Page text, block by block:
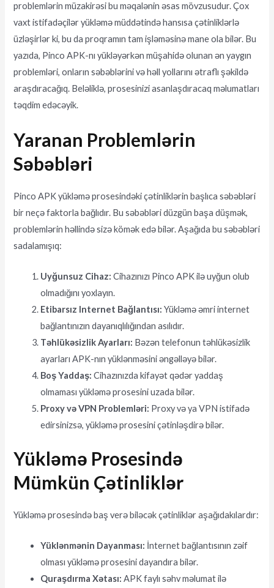
problemlərin müzakirəsi bu məqalənin əsas mövzusudur. Çox
vaxt istifadəçilər yükləmə müddətində hansısa çətinliklərlə
üzləşirlər ki, bu da proqramın tam işləməsinə mane ola bilər. Bu
yazıda, Pinco APK-nı yükləyərkən müşahidə olunan ən yaygın
problemləri, onların səbəblərini və həll yollarını ətraflı şəkildə
araşdıracağıq. Beləliklə, prosesinizi asanlaşdıracaq məlumatları
təqdim edəcəyik.
Yaranan Problemlərin
Səbəbləri
Pinco APK yükləmə prosesindəki çətinliklərin başlıca səbəbləri
bir neçə faktorla bağlıdır. Bu səbəbləri düzgün başa düşmək,
problemlərin həllində sizə kömək edə bilər. Aşağıda bu səbəbləri
sadalamışıq:
Uyğunsuz Cihaz: Cihazınızı Pinco APK ilə uyğun olub
olmadığını yoxlayın.
Etibarsız Internet Bağlantısı: Yükləmə əmri internet
bağlantınızın dayanıqlılığından asılıdır.
Təhlükəsizlik Ayarları: Bəzən telefonun təhlükəsizlik
ayarları APK-nın yüklənməsini əngəlləyə bilər.
Boş Yaddaş: Cihazınızda kifayət qədər yaddaş
olmaması yükləmə prosesini uzada bilər.
Proxy və VPN Problemləri: Proxy və ya VPN istifadə
edirsinizsə, yükləmə prosesini çətinləşdirə bilər.
Yükləmə Prosesində
Mümkün Çətinliklər
Yükləmə prosesində baş verə biləcək çətinliklər aşağıdakılardır:
Yüklənmənin Dayanması: İnternet bağlantısının zəif
olması yükləmə prosesini dayandıra bilər.
Quraşdırma Xətası: APK faylı səhv məlumat ilə